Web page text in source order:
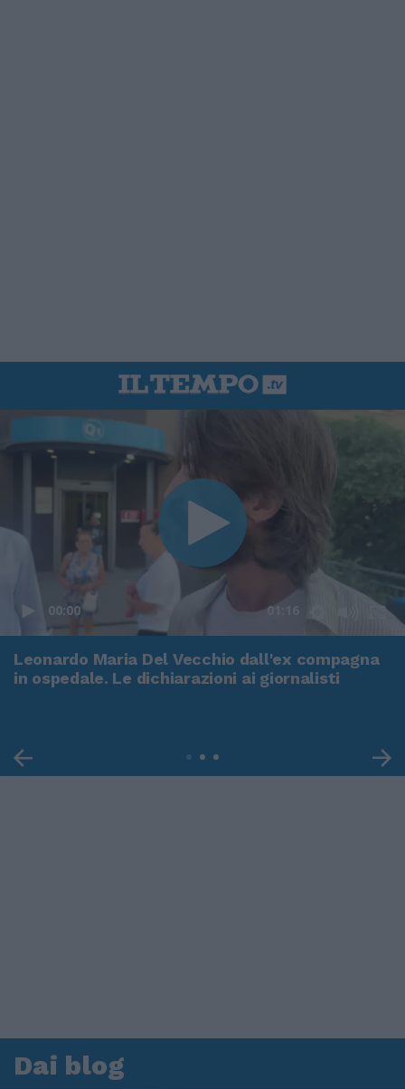
00:00 01:16
Leonardo Maria Del Vecchio dall'ex compagna
in ospedale. Le dichiarazioni ai giornalisti
Dai blog